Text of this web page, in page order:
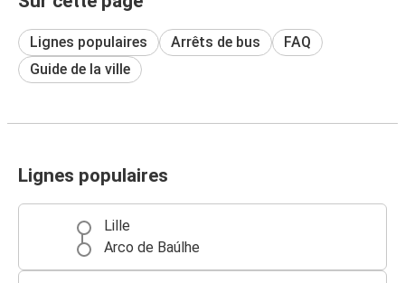
Lignes populaires Arrêts de bus
FAQ
Guide de la ville
Lignes populaires
Lille
Arco de Baúlhe